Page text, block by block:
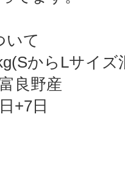
いて
からLサイズ
良野産
+7日